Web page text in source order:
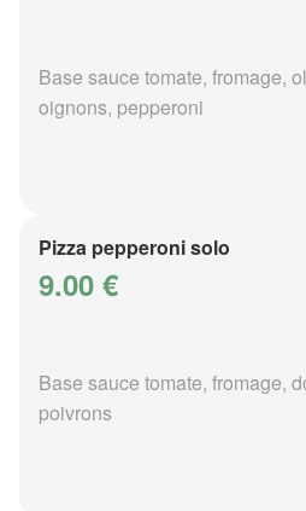
Base sauce tomate, fromage,
oignons, pepperoni
Pizza pepperoni solo
9.00 €
Base sauce tomate, fromage,
poivrons